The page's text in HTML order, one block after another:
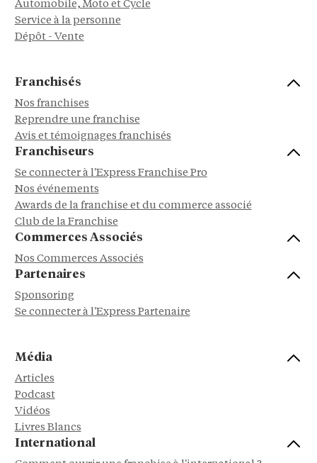
Automobile, Moto et Cycle
Service à la personne
Dépôt - Vente
Franchisés
Nos franchises
Reprendre une franchise
Avis et témoignages franchisés
Franchiseurs
Se connecter à l'Express Franchise Pro
Nos événements
Awards de la franchise et du commerce associé
Club de la Franchise
Commerces Associés
Nos Commerces Associés
Partenaires
Sponsoring
Se connecter à l'Express Partenaire
Média
Articles
Podcast
Vidéos
Livres Blancs
International